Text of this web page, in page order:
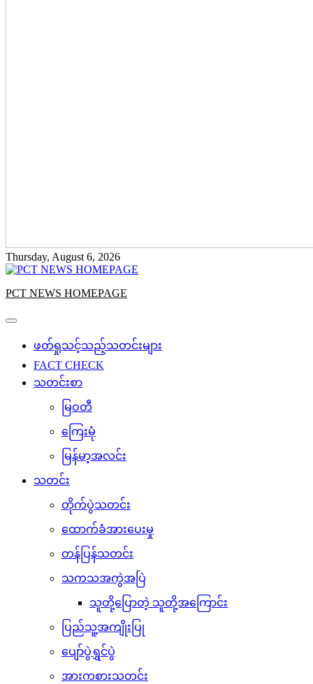
Thursday, August 6, 2026
PCT NEWS HOMEPAGE
ဖတ်ရှုသင့်သည့်သတင်းများ
FACT CHECK
သတင်းစာ
မြဝတီ
ကြေးမုံ
မြန်မာ့အလင်း
သတင်း
တိုက်ပွဲသတင်း
ထောက်ခံအားပေးမှု
တန်ပြန်သတင်း
သကသအကွဲအပြဲ
သူတို့ပြောတဲ့ သူတို့အကြောင်း
ပြည်သူ့အကျိုးပြု
ပျော်ပွဲရွှင်ပွဲ
အားကစားသတင်း